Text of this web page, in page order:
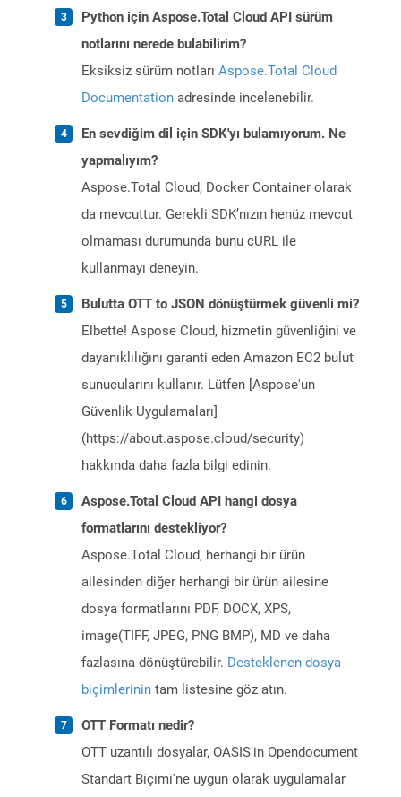
Python için Aspose.Total Cloud API sürüm
notlarını nerede bulabilirim?
Eksiksiz sürüm notları Aspose.Total Cloud
Documentation adresinde incelenebilir.
En sevdiğim dil için SDK'yı bulamıyorum. Ne
yapmalıyım?
Aspose.Total Cloud, Docker Container olarak
da mevcuttur. Gerekli SDK’nızın henüz mevcut
olmaması durumunda bunu cURL ile
kullanmayı deneyin.
Bulutta OTT to JSON dönüştürmek güvenli mi?
Elbette! Aspose Cloud, hizmetin güvenliğini ve
dayanıklılığını garanti eden Amazon EC2 bulut
sunucularını kullanır. Lütfen [Aspose'un
Güvenlik Uygulamaları]
(https://about.aspose.cloud/security)
hakkında daha fazla bilgi edinin.
Aspose.Total Cloud API hangi dosya
formatlarını destekliyor?
Aspose.Total Cloud, herhangi bir ürün
ailesinden diğer herhangi bir ürün ailesine
dosya formatlarını PDF, DOCX, XPS,
image(TIFF, JPEG, PNG BMP), MD ve daha
fazlasına dönüştürebilir. Desteklenen dosya
biçimlerinin tam listesine göz atın.
OTT Formatı nedir?
OTT uzantılı dosyalar, OASIS'in Opendocument
Standart Biçimi'ne uygun olarak uygulamalar